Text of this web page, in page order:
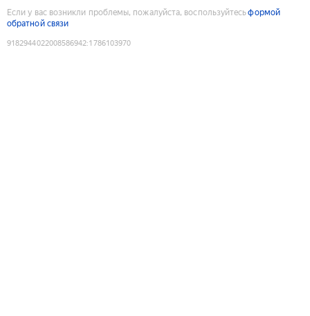
Если у вас возникли проблемы, пожалуйста, воспользуйтесьформой
обратной связи
9182944022008586942:1786103970